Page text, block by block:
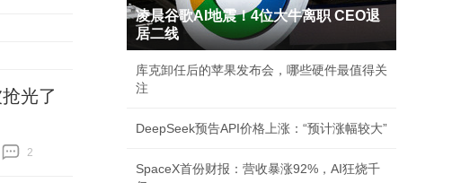
光了
2
凌晨谷歌AI地震！4位大牛离职 CEO退
居二线
库克卸任后的苹果发布会，哪些硬件最值得关
注
DeepSeek预告API价格上涨：“预计涨幅较大”
SpaceX首份财报：营收暴涨92%，AI狂烧千